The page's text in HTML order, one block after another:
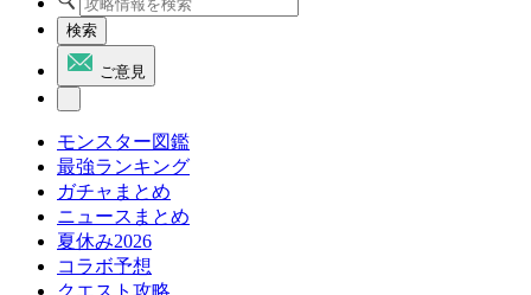
検索
ご意見
モンスター図鑑
最強ランキング
ガチャまとめ
ニュースまとめ
夏休み2026
コラボ予想
クエスト攻略